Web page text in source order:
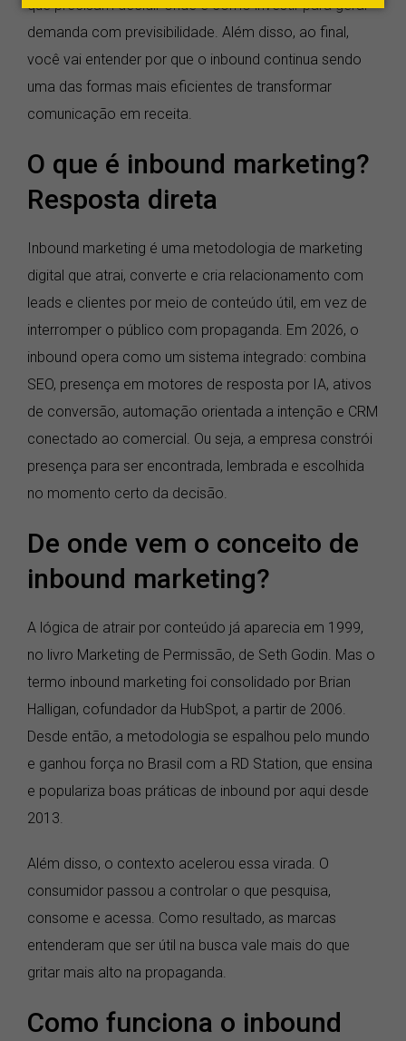
que precisam decidir onde e como investir para gerar
demanda com previsibilidade. Além disso, ao final,
você vai entender por que o inbound continua sendo
uma das formas mais eficientes de transformar
comunicação em receita.
O que é inbound marketing?
Resposta direta
Inbound marketing é uma metodologia de marketing
digital que atrai, converte e cria relacionamento com
leads e clientes por meio de conteúdo útil, em vez de
interromper o público com propaganda. Em 2026, o
inbound opera como um sistema integrado: combina
SEO, presença em motores de resposta por IA, ativos
de conversão, automação orientada a intenção e CRM
conectado ao comercial. Ou seja, a empresa constrói
presença para ser encontrada, lembrada e escolhida
no momento certo da decisão.
De onde vem o conceito de
inbound marketing?
A lógica de atrair por conteúdo já aparecia em 1999,
no livro Marketing de Permissão, de Seth Godin. Mas o
termo inbound marketing foi consolidado por Brian
Halligan, cofundador da HubSpot, a partir de 2006.
Desde então, a metodologia se espalhou pelo mundo
e ganhou força no Brasil com a RD Station, que ensina
e populariza boas práticas de inbound por aqui desde
2013.
Além disso, o contexto acelerou essa virada. O
consumidor passou a controlar o que pesquisa,
consome e acessa. Como resultado, as marcas
entenderam que ser útil na busca vale mais do que
gritar mais alto na propaganda.
Como funciona o inbound